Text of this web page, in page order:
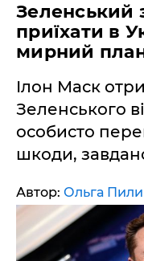
Зеленський
приїхати в
мирний
Ілон Маск
Зеленського
особисто
шкоди,
Автор: Ольга